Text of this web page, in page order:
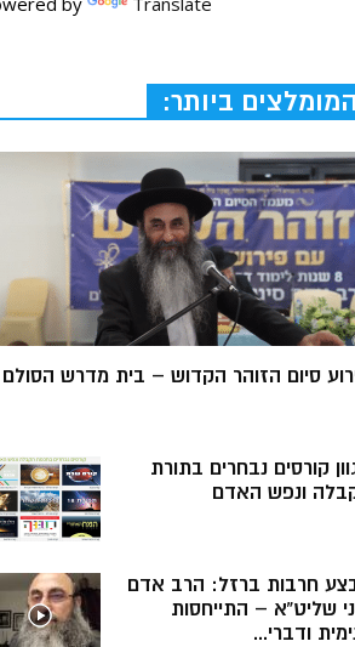
המומלצים ביותר:
סיום הזוהר הקדוש – בית מדרש הסולם
קורסים נבחרים בתורת
ונפש האדם
חרבות ברזל: הרב אדם
שליט”א – התייחסות
ודברי...